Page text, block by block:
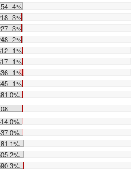
-4%
-3%
-3%
-2%
-1%
-1%
-1%
-1%
0%
0%
0%
1%
2%
3%